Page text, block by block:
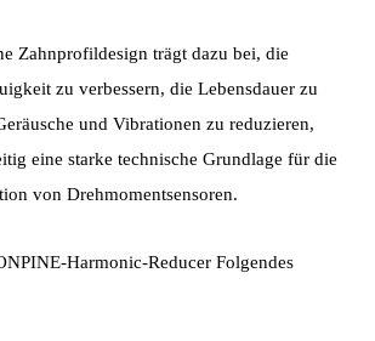
Zahnprofildesign trägt dazu bei, die
zu verbessern, die Lebensdauer zu
und Vibrationen zu reduzieren,
eine starke technische Grundlage für die
von Drehmomentsensoren.
Harmonic-Reducer Folgendes